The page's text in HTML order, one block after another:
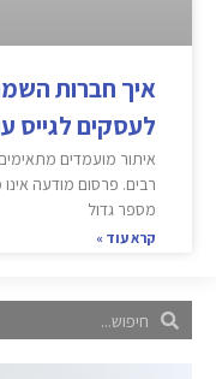
איך חברות
לעסקים לגייס
איתור מועמדים
רבים. פרסום מודעה
מספר גדול
קרא עוד »